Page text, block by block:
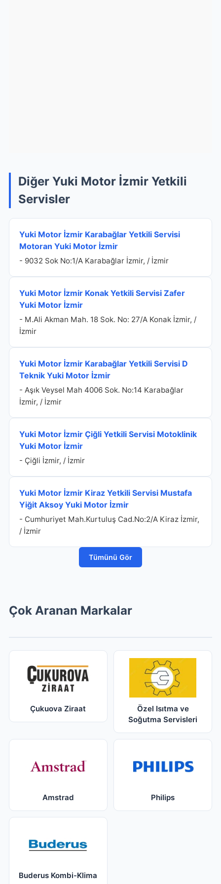
Diğer Yuki Motor İzmir Yetkili
Servisler
Yuki Motor İzmir Karabağlar Yetkili Servisi
Motoran Yuki Motor İzmir
- 9032 Sok No:1/A Karabağlar İzmir, / İzmir
Yuki Motor İzmir Konak Yetkili Servisi Zafer
Yuki Motor İzmir
- M.Ali Akman Mah. 18 Sok. No: 27/A Konak İzmir, /
İzmir
Yuki Motor İzmir Karabağlar Yetkili Servisi D
Teknik Yuki Motor İzmir
- Aşık Veysel Mah 4006 Sok. No:14 Karabağlar
İzmir, / İzmir
Yuki Motor İzmir Çiğli Yetkili Servisi Motoklinik
Yuki Motor İzmir
- Çiğli İzmir, / İzmir
Yuki Motor İzmir Kiraz Yetkili Servisi Mustafa
Yiğit Aksoy Yuki Motor İzmir
- Cumhuriyet Mah.Kurtuluş Cad.No:2/A Kiraz İzmir,
/ İzmir
Tümünü Gör
Çok Aranan Markalar
Çukuova Ziraat
Özel Isıtma ve
Soğutma Servisleri
Amstrad Philips
Buderus Kombi-Klima